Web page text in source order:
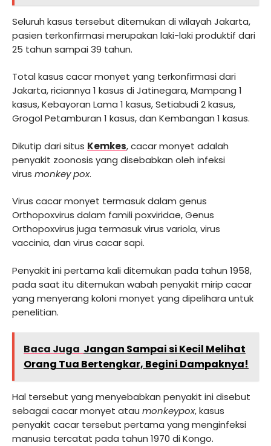
Seluruh kasus tersebut ditemukan di wilayah Jakarta,
pasien terkonfirmasi merupakan laki-laki produktif dari
25 tahun sampai 39 tahun.
Total kasus cacar monyet yang terkonfirmasi dari
Jakarta, riciannya 1 kasus di Jatinegara, Mampang 1
kasus, Kebayoran Lama 1 kasus, Setiabudi 2 kasus,
Grogol Petamburan 1 kasus, dan Kembangan 1 kasus.
Dikutip dari situs Kemkes, cacar monyet adalah
penyakit zoonosis yang disebabkan oleh infeksi
virus monkey pox.
Virus cacar monyet termasuk dalam genus
Orthopoxvirus dalam famili poxviridae, Genus
Orthopoxvirus juga termasuk virus variola, virus
vaccinia, dan virus cacar sapi.
Penyakit ini pertama kali ditemukan pada tahun 1958,
pada saat itu ditemukan wabah penyakit mirip cacar
yang menyerang koloni monyet yang dipelihara untuk
penelitian.
Baca Juga Jangan Sampai si Kecil Melihat
Orang Tua Bertengkar, Begini Dampaknya!
Hal tersebut yang menyebabkan penyakit ini disebut
sebagai cacar monyet atau monkeypox, kasus
penyakit cacar tersebut pertama yang menginfeksi
manusia tercatat pada tahun 1970 di Kongo.